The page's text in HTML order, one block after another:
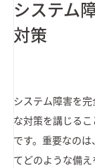
システム
対策
システム障害を
な対策を講じる
です。重要なの
てどのような備え